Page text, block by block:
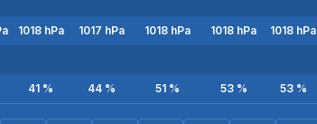
1018hPa 1017 hPa 1018 hPa 1018 hPa 1018 hPa
41 % 44 % 51 % 53% 53%